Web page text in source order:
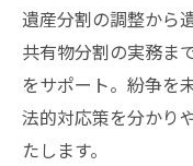
遺産分割の調整から
共有物分割の実務ま
をサポート。紛争を
法的対応策を分かり
たします。